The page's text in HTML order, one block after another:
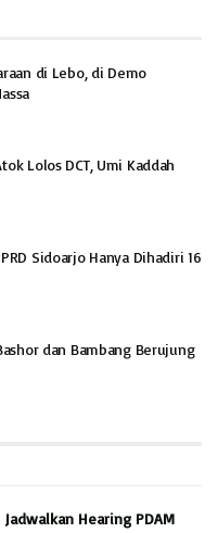
di Lebo, di Demo
Lolos DCT, Umi Kaddah
Sidoarjo Hanya Dihadiri 16
dan Bambang Berujung
Jadwalkan Hearing PDAM